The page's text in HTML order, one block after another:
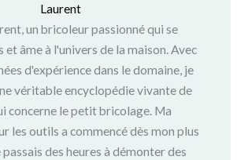
Laurent
un bricoleur passionné qui se
et âme à l'univers de la maison. Avec
d'expérience dans le domaine, je
véritable encyclopédie vivante de
concerne le petit bricolage. Ma
les outils a commencé dès mon plus
passais des heures à démonter des